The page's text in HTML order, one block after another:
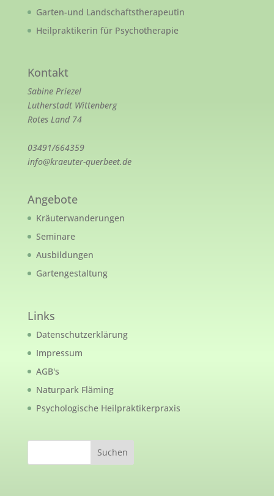
Garten-und Landschaftstherapeutin
Heilpraktikerin für Psychotherapie
Kontakt
Sabine Priezel
Lutherstadt Wittenberg
Rotes Land 74
03491/664359
info@kraeuter-querbeet.de
Angebote
Kräuterwanderungen
Seminare
Ausbildungen
Gartengestaltung
Links
Datenschutzerklärung
Impressum
AGB's
Naturpark Fläming
Psychologische Heilpraktikerpraxis